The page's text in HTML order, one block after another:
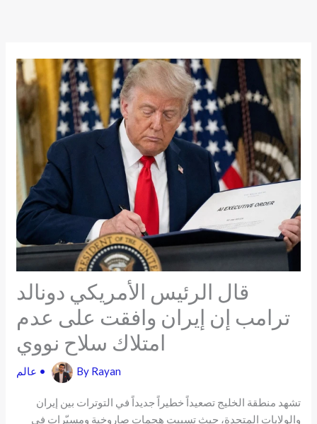
قال الرئيس الأمريكي دونالد
ترامب إن إيران وافقت على عدم
امتلاك سلاح نووي
عالم • By Rayan
تشهد منطقة الخليج تصعيداً خطيراً جديداً في التوترات بين إيران
والولايات المتحدة، حيث تسببت هجمات صاروخية ومسيّرات في